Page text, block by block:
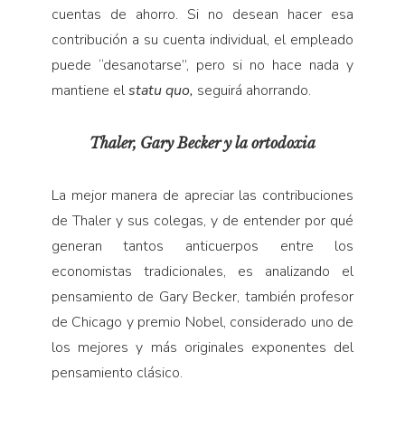
cuentas de ahorro. Si no desean hacer esa
contribución a su cuenta individual, el empleado
puede “desanotarse”, pero si no hace nada y
mantiene elstatu quo, seguirá ahorrando.
Thaler, Gary Becker y la ortodoxia
La mejor manera de apreciar las contribuciones
de Thaler y sus colegas, y de entender por qué
generan tantos anticuerpos entre los
economistas tradicionales, es analizando el
pensamiento de Gary Becker, también profesor
de Chicago y premio Nobel, considerado uno de
los mejores y más originales exponentes del
pensamiento clásico.